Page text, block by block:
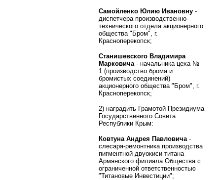
Самойленко Юлию Ивановну -
диспетчера производственно-
технического отдела акционерного
общества "Бром", г.
Красноперекопск;
Станишевского Владимира
Марковича - начальника цеха №
1 (производство брома и
бромистых соединений)
акционерного общества "Бром", г.
Красноперекопск;
2) наградить Грамотой Президиума
Государственного Совета
Республики Крым:
Ковтуна Андрея Павловича -
слесаря-ремонтника производства
пигментной двуокиси титана
Армянского филиала Общества с
ограниченной ответственностью
"Титановые Инвестиции";